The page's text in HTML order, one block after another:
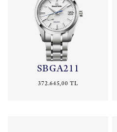
SBGA211
372.645,00 TL